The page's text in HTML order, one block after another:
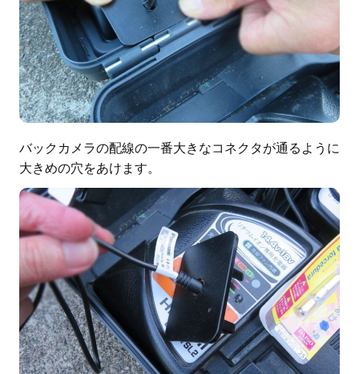
バックカメラの配線の一番大きなコネクタが通るように
大きめの穴をあけます。